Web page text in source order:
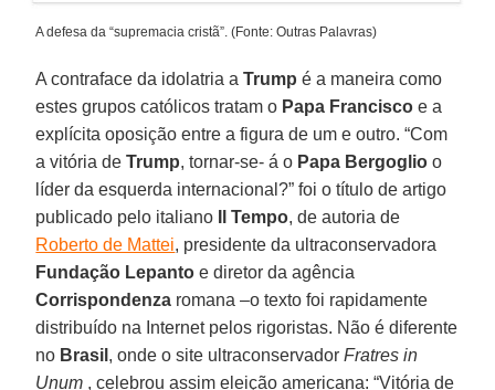
A defesa da “supremacia cristã”. (Fonte: Outras Palavras)
A contraface da idolatria aTrump é a maneira como
estes grupos católicos tratam o Papa Francisco e a
explícita oposição entre a figura de um e outro. “Com
a vitória deTrump, tornar-se- á o Papa Bergoglio o
líder da esquerda internacional?” foi o título de artigo
publicado pelo italiano
Il Tempo, de autoria de
Roberto de Mattei, presidente da ultraconservadora
Fundação Lepanto e diretor da agência
Corrispondenza romana –o texto foi rapidamente
distribuído na Internet pelos rigoristas. Não é diferente
no Brasil , onde o site ultraconservadorFratres in
Unum , celebrou assim eleição americana: “Vitória de